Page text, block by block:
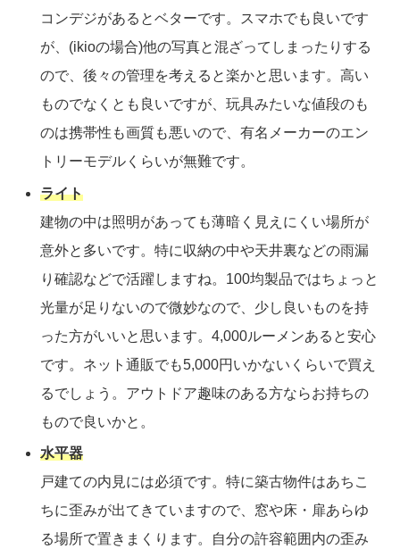
コンデジがあるとベターです。スマホでも良いです
が、(ikioの場合)他の写真と混ざってしまったりする
ので、後々の管理を考えると楽かと思います。高い
ものでなくとも良いですが、玩具みたいな値段のも
のは携帯性も画質も悪いので、有名メーカーのエン
トリーモデルくらいが無難です。
ライト
建物の中は照明があっても薄暗く見えにくい場所が
意外と多いです。特に収納の中や天井裏などの雨漏
り確認などで活躍しますね。100均製品ではちょっと
光量が足りないので微妙なので、少し良いものを持
った方がいいと思います。4,000ルーメンあると安心
です。ネット通販でも5,000円いかないくらいで買え
るでしょう。アウトドア趣味のある方ならお持ちの
もので良いかと。
水平器
戸建ての内見には必須です。特に築古物件はあちこ
ちに歪みが出てきていますので、窓や床・扉あらゆ
る場所で置きまくります。自分の許容範囲内の歪み